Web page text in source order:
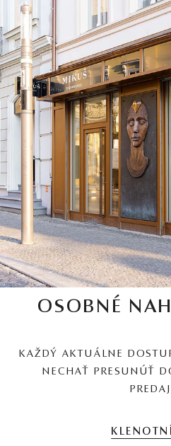
OSOBNÉ
KAŽDÝ AKTUÁLNE
NECHAŤ PRESUNÚŤ